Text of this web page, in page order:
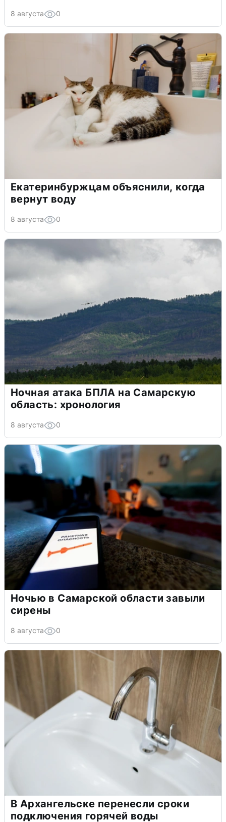
8 августа 0
Екатеринбуржцам объяснили, когда
вернут воду
8 августа 0
Ночная атака БПЛА на Самарскую
область: хронология
8 августа 0
Ночью в Самарской области завыли
сирены
8 августа 0
В Архангельске перенесли сроки
подключения горячей воды